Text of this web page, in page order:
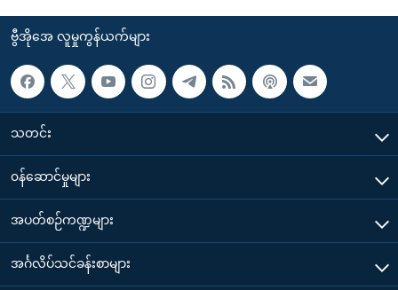
ဗွီအိုအေ လူမှုကွန်ယက်များ
သတင်း
၀န်ဆောင်မှုများ
အပတ်စဉ်ကဏ္ဍများ
အင်္ဂလိပ်သင်ခန်းစာများ